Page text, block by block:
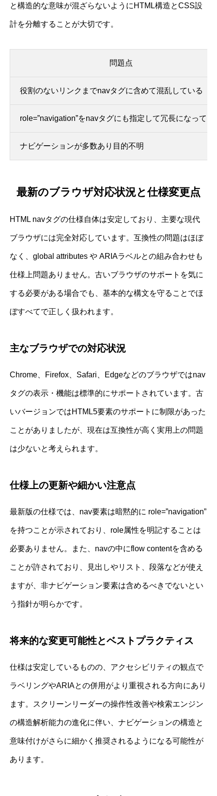
と構造的な意味が混ざらないようにHTML構造とCSS設
計を分離することが大切です。
問題点
役割のないリンクまでnavタグに含めて混乱している
role=”navigation”をnavタグにも指定して冗長になってい
ナビゲーションが多数あり目的不明
最新のブラウザ対応状況と仕様変更点
HTML navタグの仕様自体は安定しており、主要な現代
ブラウザには完全対応しています。互換性の問題はほぼ
なく、global attributes や ARIAラベルとの組み合わせも
仕様上問題ありません。古いブラウザのサポートを気に
する必要がある場合でも、基本的な構文を守ることでほ
ぼすべてで正しく扱われます。
主なブラウザでの対応状況
Chrome、Firefox、Safari、Edgeなどのブラウザではnav
タグの表示・機能は標準的にサポートされています。古
いバージョンではHTML5要素のサポートに制限があった
ことがありましたが、現在は互換性が高く実用上の問題
は少ないと考えられます。
仕様上の更新や細かい注意点
最新版の仕様では、nav要素は暗黙的に role=”navigation”
を持つことが示されており、role属性を明記することは
必要ありません。また、navの中にflow contentを含める
ことが許されており、見出しやリスト、段落などが使え
ますが、非ナビゲーション要素は含めるべきでないとい
う指針が明らかです。
将来的な変更可能性とベストプラクティス
仕様は安定しているものの、アクセシビリティの観点で
ラベリングやARIAとの併用がより重視される方向にあり
ます。スクリーンリーダーの操作性改善や検索エンジン
の構造解析能力の進化に伴い、ナビゲーションの構造と
意味付けがさらに細かく推奨されるようになる可能性が
あります。